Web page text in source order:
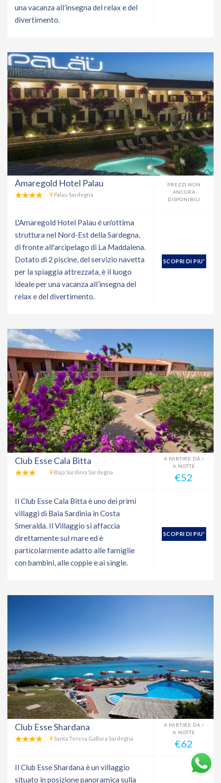
una vacanza all’insegna del relax e del
divertimento.
Amaregold Hotel Palau
Palau Sardegna
PREZZI NON
ANCORA
DISPONIBILI
L'Amaregold Hotel Palau é un'ottima
struttura nel Nord-Est della Sardegna,
di fronte all'arcipelago di La Maddalena.
Dotato di 2 piscine, del servizio navetta
per la spiaggia attrezzata, è il luogo
ideale per una vacanza all’insegna del
relax e del divertimento.
SCOPRI DI PIU'
Club Esse Cala Bitta
Baja Sardinia Sardegna
A PARTIRE DA /
A NOTTE
€52
Il Club Esse Cala Bitta è uno dei primi
villaggi di Baia Sardinia in Costa
Smeralda. Il Villaggio si affaccia
direttamente sul mare ed è
particolarmente adatto alle famiglie
con bambini, alle coppie e ai single.
SCOPRI DI PIU'
Club Esse Shardana
Santa Teresa Gallura Sardegna
A PARTIRE DA /
A NOTTE
€62
Il Club Esse Shardana è un villaggio
situato in posizione panoramica sulla